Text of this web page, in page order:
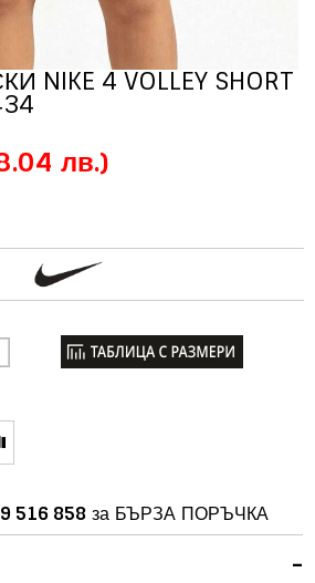
NIKE 4 VOLLEY SHORT
лв.)
516 858 за БЪРЗА ПОРЪЧКА
-